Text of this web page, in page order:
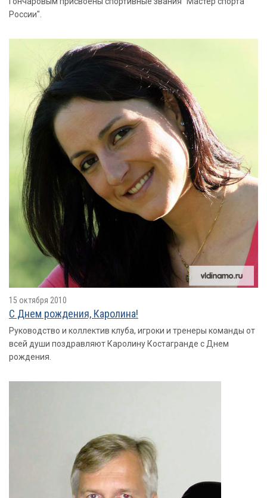
России".
15 октября 2010
С Днем рождения, Каролина!
Руководство и коллектив клуба, игроки и тренеры команды от
всей души поздравляют Каролину Костагранде с Днем
рождения.